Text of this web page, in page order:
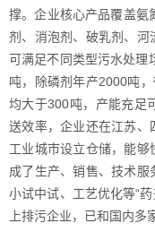
撑。企业核心产品覆盖氨
剂、消泡剂、破乳剂、河
可满足不同类型污水处理
吨，除磷剂年产2000吨
均大于300吨，产能充足
送效率，企业还在江苏
工业城市设立仓储，能
成了生产、销售、技术服
小试中试、工艺优化等“
上排污企业，已和国内多